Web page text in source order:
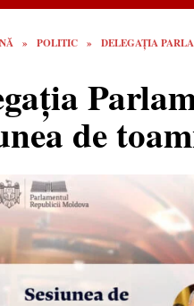
» POLITIC » DELEGAȚIA
de